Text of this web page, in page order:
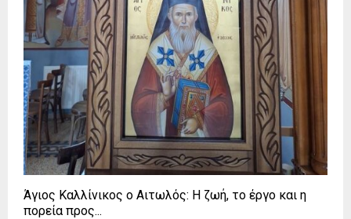
Άγιος Καλλίνικος ο Αιτωλός: Η ζωή, το έργο και η
πορεία προς...